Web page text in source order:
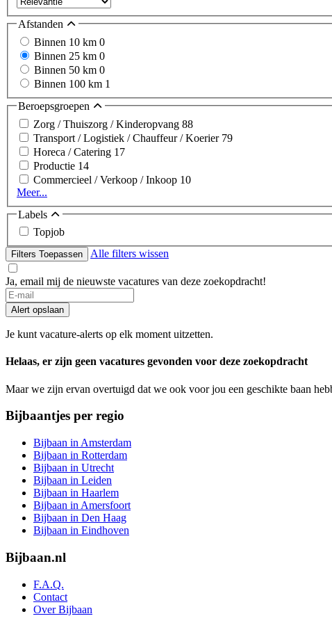
Afstanden
Binnen 10 km 0
Binnen 25 km 0
Binnen 50 km 0
Binnen 100 km 1
Beroepsgroepen
Zorg / Thuiszorg / Kinderopvang 88
Transport / Logistiek / Chauffeur / Koerier 79
Horeca / Catering 17
Productie 14
Commercieel / Verkoop / Inkoop 10
Meer...
Labels
Topjob
Filters Toepassen Alle filters wissen
Ja, email mij de nieuwste vacatures van deze zoekopdracht!
If
you
are
a
ignore
this
Alert opslaan
Je kunt vacature-alerts op elk moment uitzetten.
Helaas, er zijn geen vacatures gevonden voor deze zoekopdracht
Maar we zijn ervan overtuigd dat we ook voor jou een geschikte baan
Bijbaantjes per regio
Bijbaan in Amsterdam
Bijbaan in Rotterdam
Bijbaan in Utrecht
Bijbaan in Leiden
Bijbaan in Haarlem
Bijbaan in Amersfoort
Bijbaan in Den Haag
Bijbaan in Eindhoven
Bijbaan.nl
F.A.Q.
Contact
Over Bijbaan